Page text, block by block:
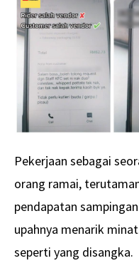
Pekerjaan sebagai
orang ramai,
pendapatan
upahnya menarik
seperti yang disangka.